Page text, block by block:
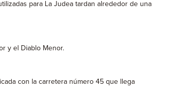
para La Judea tardan alrededor de una
y el Diablo Menor.
con la carretera número 45 que llega